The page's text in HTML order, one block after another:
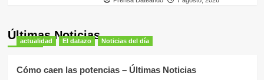
Últimas Noticias
actualidad El datazo Noticias del día
Cómo caen las potencias – Últimas Noticias